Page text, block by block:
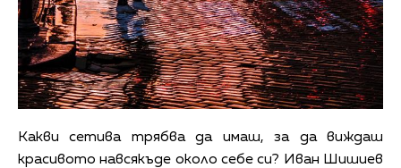
Какви сетива трябва да имаш, за да виждаш
красивото навсякъде около себе си? Иван Шишиев